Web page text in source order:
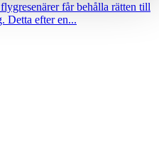
får behålla rätten till
Detta efter en...